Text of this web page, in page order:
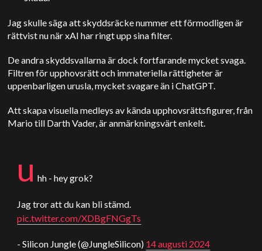
Jag skulle säga att skyddsräcke nummer ett förmodligen är
rättvist nu när xAI har ringt upp sina filter.
De andra skyddsvallarna är dock fortfarande mycket svaga.
Filtren för upphovsrätt och immateriella rättigheter är
uppenbarligen urusla, mycket svagare än i ChatGPT.
Att skapa visuella medleys av kända upphovsrättsfigurer, från
Mario till Darth Vader, är anmärkningsvärt enkelt.
u hh - hey grok?
Jag tror att du kan bli stämd.
pic.twitter.com/XDBgFNGgTs
- Silicon Jungle (@JungleSilicon) 14 augusti 2024